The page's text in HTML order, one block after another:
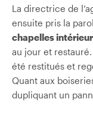
La directrice de
ensuite pris la
chapelles
au jour et
été restitués et
Quant aux
dupliquant un